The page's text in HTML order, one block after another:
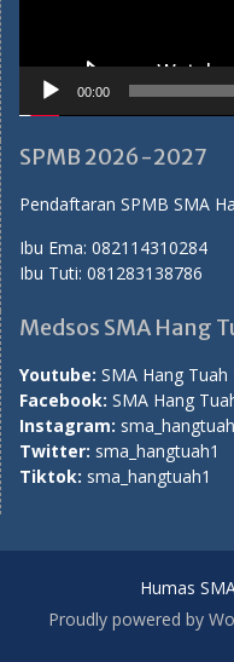
00:00
SPMB 2026-2027
Pendaftaran SPMB SMA
Ibu Ema: 082114310284
Ibu Tuti: 081283138786
Medsos SMA Hang
Youtube: SMA Hang Tuah
Facebook: SMA Hang
Instagram:
Twitter: sma_hangtuah1
Tiktok: sma_hangtuah1
Humas
Proudly powered by